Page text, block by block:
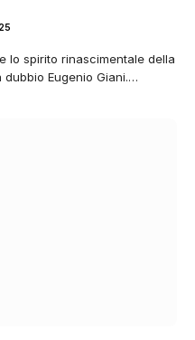
lo spirito rinascimentale della
Eugenio Giani.…